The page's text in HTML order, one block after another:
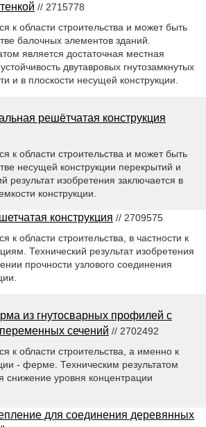
// 2715778
к области строительства и может быть
балочных элементов зданий.
является достаточная местная
двутавровых гнутозамкнутых
и в плоскости несущей конструкции.
решётчатая конструкция
к области строительства и может быть
несущей конструкции перекрытий и
результат изобретения заключается в
конструкции.
конструкция // 2709575
к области строительства, в частности к
Технический результат изобретения
прочности узлового соединения
из гнутосварных профилей с
сечений // 2702492
к области строительства, а именно к
- ферме. Техническим результатом
снижение уровня концентрации
для соединения деревянных